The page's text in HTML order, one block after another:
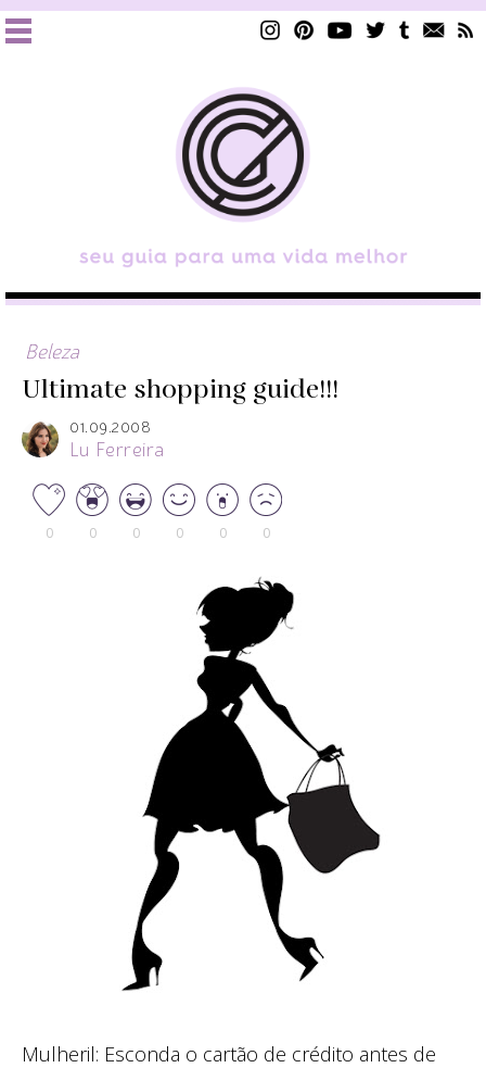
Beleza
Ultimate shopping guide!!!
01.09.2008
Lu Ferreira
0 0 0 0 0 0
Mulheril: Esconda o cartão de crédito antes de